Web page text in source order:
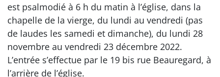
est psalmodié à 6 h du matin à l’église, dans la
chapelle de la vierge, du lundi au vendredi (pas
de laudes les samedi et dimanche), du lundi 28
novembre au vendredi 23 décembre 2022.
L’entrée s’effectue par le 19 bis rue Beauregard, à
l’arrière de l’église.